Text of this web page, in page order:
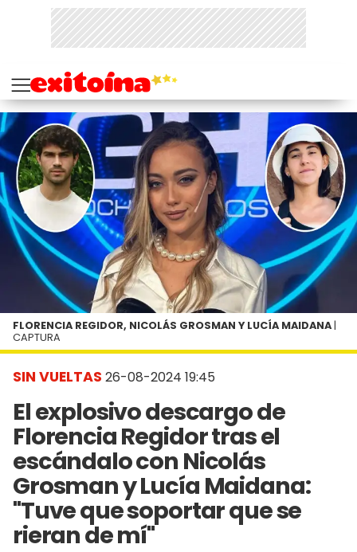
SIN VUELTAS 26-08-2024 19:45
El explosivo descargo de
Florencia Regidor tras el
escándalo con Nicolás
Grosman y Lucía Maidana:
"Tuve que soportar que se
rieran de mí"
FLORENCIA REGIDOR, NICOLÁS GROSMAN Y LUCÍA MAIDANA |
CAPTURA